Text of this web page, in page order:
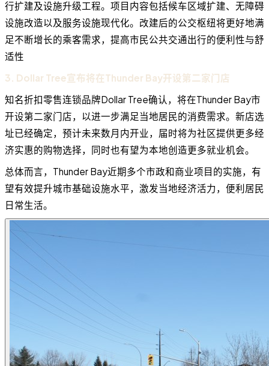
行扩建及设施升级工程。项目内容包括候车区域扩建、无障碍
设施改造以及服务设施现代化。改建后的公交枢纽将更好地满
足不断增长的乘客需求，提高市民公共交通出行的便利性与舒
适性
3. Dollar Tree宣布将在Thunder Bay开设第二家门店
知名折扣零售连锁品牌Dollar Tree确认，将在Thunder Bay市
开设第二家门店，以进一步满足当地居民的消费需求。新店选
址已经确定，预计未来数月内开业，届时将为社区提供更多经
济实惠的购物选择，同时也有望为本地创造更多就业机会。
总体而言，Thunder Bay近期多个市政和商业项目的实施，有
望有效提升城市基础设施水平，激发当地经济活力，便利居民
日常生活。